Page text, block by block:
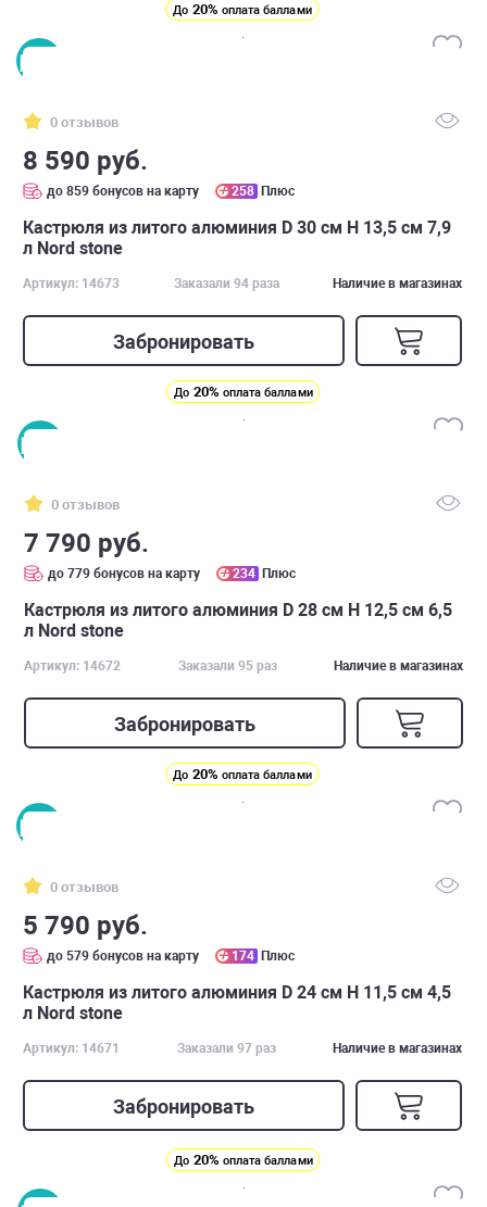
До 20% оплата баллами
0 отзывов
8 590 руб.
до 859 бонусов на карту 258 Плюс
Кастрюля из литого алюминия D 30 см H 13,5 см 7,9
л Nord stone
Артикул: 14673 Заказали 94 раза Наличие в магазинах
Забронировать
До 20% оплата баллами
0 отзывов
7 790 руб.
до 779 бонусов на карту 234 Плюс
Кастрюля из литого алюминия D 28 см H 12,5 см 6,5
л Nord stone
Артикул: 14672 Заказали 95 раз Наличие в магазинах
Забронировать
До 20% оплата баллами
0 отзывов
5 790 руб.
до 579 бонусов на карту 174 Плюс
Кастрюля из литого алюминия D 24 см H 11,5 см 4,5
л Nord stone
Артикул: 14671 Заказали 97 раз Наличие в магазинах
Забронировать
До 20% оплата баллами